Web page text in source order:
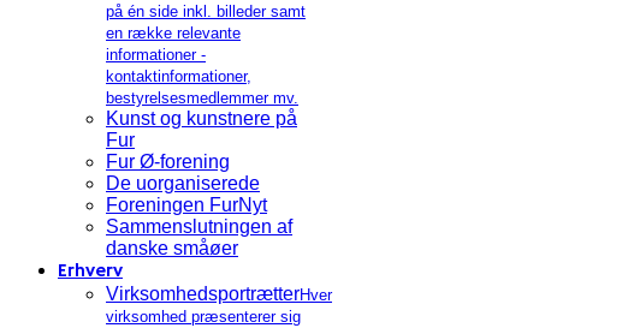
på én side inkl. billeder samt
en række relevante
informationer -
kontaktinformationer,
bestyrelsesmedlemmer mv.
Kunst og kunstnere på
Fur
Fur Ø-forening
De uorganiserede
Foreningen FurNyt
Sammenslutningen af
danske småøer
Erhverv
VirksomhedsportrætterHver
virksomhed præsenterer sig